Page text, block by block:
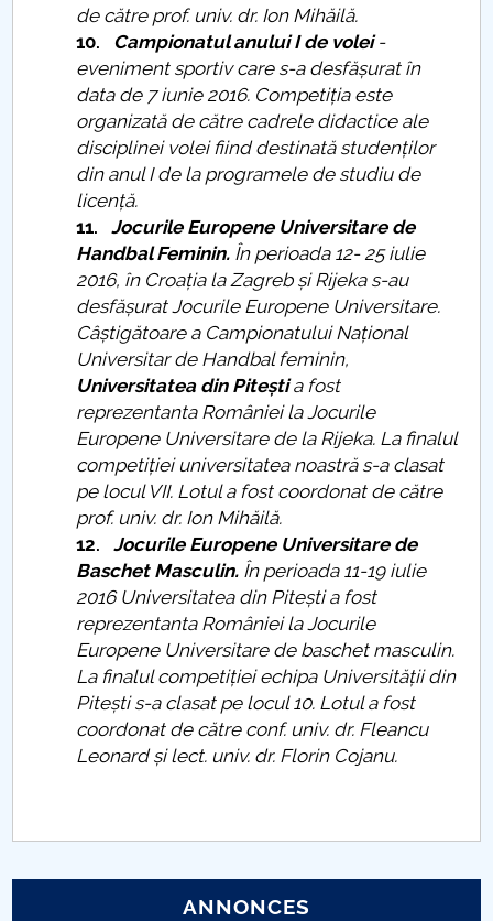
de către prof. univ. dr. Ion Mihăilă.
10. Campionatul anului I de volei-
eveniment sportiv care s-a desfășurat în
data de 7 iunie 2016. Competiția este
organizată de către cadrele didactice ale
disciplinei volei fiind destinată studenților
din anul I de la programele de studiu de
licență.
11.Jocurile Europene Universitare de
Handbal Feminin. În perioada 12- 25 iulie
2016, în Croația la Zagreb și Rijeka s-au
desfășurat Jocurile Europene Universitare.
Câștigătoare a Campionatului Național
Universitar de Handbal feminin,
Universitatea din Piteștia fost
reprezentanta României la Jocurile
Europene Universitare de la Rijeka. La finalul
competiției universitatea noastră s-a clasat
pe locul VII. Lotul a fost coordonat de către
prof. univ. dr. Ion Mihăilă.
12.Jocurile Europene Universitare de
Baschet Masculin. În perioada 11-19 iulie
2016 Universitatea din Pitești a fost
reprezentanta României la Jocurile
Europene Universitare de baschet masculin.
La finalul competiției echipa Universității din
Pitești s-a clasat pe locul 10. Lotul a fost
coordonat de către conf. univ. dr. Fleancu
Leonard și lect. univ. dr. Florin Cojanu.
ANNONCES